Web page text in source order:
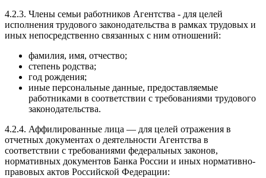
4.2.3. Члены семьи работников Агентства - для целей
исполнения трудового законодательства в рамках трудовых и
иных непосредственно связанных с ним отношений:
фамилия, имя, отчество;
степень родства;
год рождения;
иные персональные данные, предоставляемые
работниками в соответствии с требованиями трудового
законодательства.
4.2.4. Аффилированные лица — для целей отражения в
отчетных документах о деятельности Агентства в
соответствии с требованиями федеральных законов,
нормативных документов Банка России и иных нормативно-
правовых актов Российской Федерации: